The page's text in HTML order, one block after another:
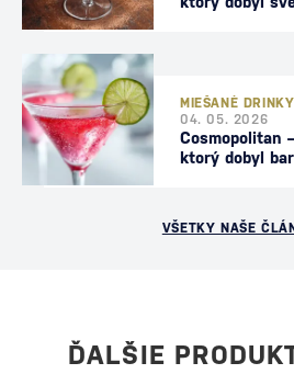
MIEŠANÉ DRINKY
04. 05. 2026
Cosmopolitan
ktorý dobyl
VŠETKY NAŠE
ĎALŠIE